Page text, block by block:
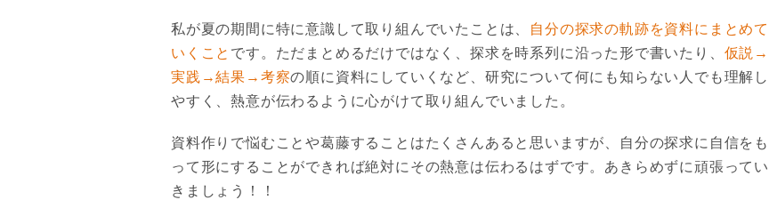
私が夏の期間に特に意識して取り組んでいたことは、
自分の探求の軌跡を資料にまとめて
いくこと です。ただまとめるだけではなく、探求を時系列に沿った形で書いたり、 仮説→
実践→結果→考察の順に資料にしていくなど、研究について何にも知らない人でも理解し
やすく、熱意が伝わるように心がけて取り組んでいました。
資料作りで悩むことや葛藤することはたくさんあると思いますが、自分の探求に自信をも
って形にすることができれば絶対にその熱意は伝わるはずです。あきらめずに頑張ってい
きましょう！！